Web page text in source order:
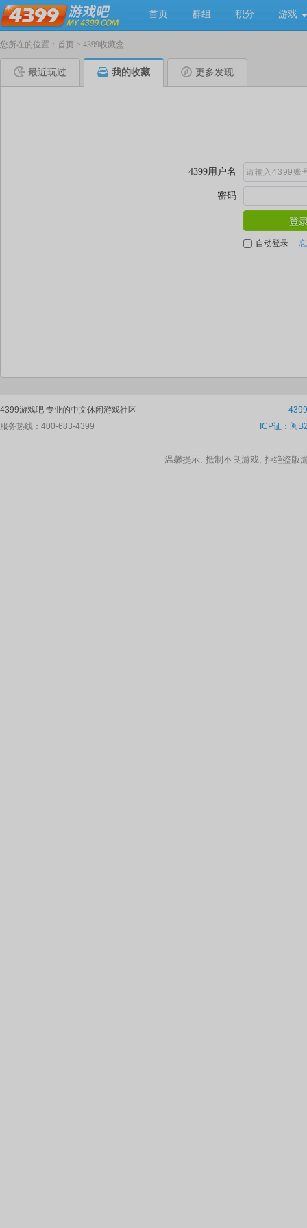
首页 群组 积分 游戏
您所在的位置： 首页 > 4399收藏盒
最近玩过 我的收藏 更多发现
4399游戏吧 专业的中文休闲游戏社区
服务热线：400-683-4399
ICP证：闽
温馨提示: 抵制不良游戏, 拒绝盗版